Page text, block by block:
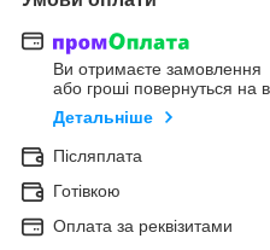
Ви отримаєте замовлення
або гроші повернуться на
Детальніше
Післяплата
Готівкою
Оплата за реквізитами